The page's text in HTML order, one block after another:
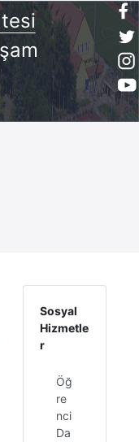
Sosyal
Hizmetle
r
Öğ
re
nci
Da